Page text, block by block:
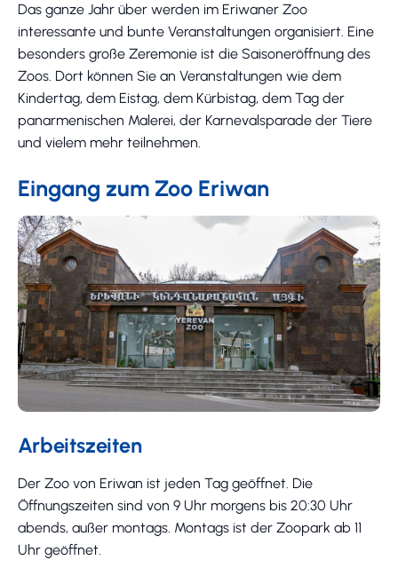
Das ganze Jahr über werden im Eriwaner Zoo
interessante und bunte Veranstaltungen organisiert. Eine
besonders große Zeremonie ist die Saisoneröffnung des
Zoos. Dort können Sie an Veranstaltungen wie dem
Kindertag, dem Eistag, dem Kürbistag, dem Tag der
panarmenischen Malerei, der Karnevalsparade der Tiere
und vielem mehr teilnehmen.
Eingang zum Zoo Eriwan
Arbeitszeiten
Der Zoo von Eriwan ist jeden Tag geöffnet. Die
Öffnungszeiten sind von 9 Uhr morgens bis 20:30 Uhr
abends, außer montags. Montags ist der Zoopark ab 11
Uhr geöffnet.